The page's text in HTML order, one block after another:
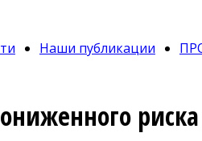
Наши публикации
риска